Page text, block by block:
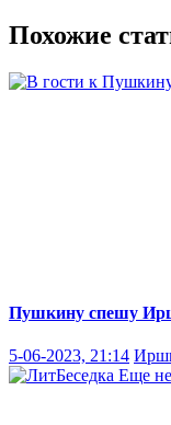
Похожие
Пушкину спешу
5-06-2023, 21:14